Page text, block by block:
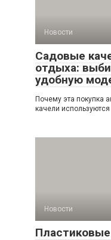
Новости
Садовые
отдыха:
удобную
Почему эта покупка
качели
Новости